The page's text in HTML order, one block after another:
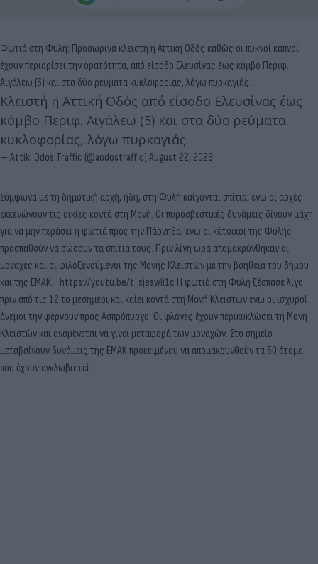
Φωτιά στη Φυλή: Προσωρινά κλειστή η Αττική Οδός καθώς οι πυκνοί καπνοί
έχουν περιορίσει την ορατότητα, από είσοδο Ελευσίνας έως κόμβο Περιφ.
Αιγάλεω (5) και στα δύο ρεύματα κυκλοφορίας, λόγω πυρκαγιάς.
Κλειστή η Αττική Οδός από είσοδο Ελευσίνας έως
κόμβο Περιφ. Αιγάλεω (5) και στα δύο ρεύματα
κυκλοφορίας, λόγω πυρκαγιάς.
— Attiki Odos Traffic (@aodostraffic) August 22, 2023
Σύμφωνα με τη δημοτική αρχή, ήδη, στη Φυλή καίγονται σπίτια, ενώ οι αρχές
εκκενώνουν τις οικίες κοντά στη Μονή. Οι πυροσβεστικές δυνάμεις δίνουν μάχη
για να μην περάσει η φωτιά προς την Πάρνηθα, ενώ οι κάτοικοι της Φυλής
προσπαθούν να σώσουν τα σπίτια τους. Πριν λίγη ώρα απομακρύνθηκαν οι
μοναχές και οι φιλοξενούμενοι της Μονής Κλειστών με την βοήθεια του δήμου
και της ΕΜΑΚ. https://youtu.be/t_sjeswli1c Η φωτιά στη Φυλή ξέσπασε λίγο
πριν από τις 12 το μεσημέρι και καίει κοντά στη Μονή Κλειστών ενώ οι ισχυροί
άνεμοι την φέρνουν προς Ασπρόπυργο. Οι φλόγες έχουν περικυκλώσει τη Μονή
Κλειστών και αναμένεται να γίνει μεταφορά των μοναχών. Στο σημείο
μεταβαίνουν δυνάμεις της ΕΜΑΚ προκειμένου να απομακρυνθούν τα 50 άτομα
που έχουν εγκλωβιστεί.